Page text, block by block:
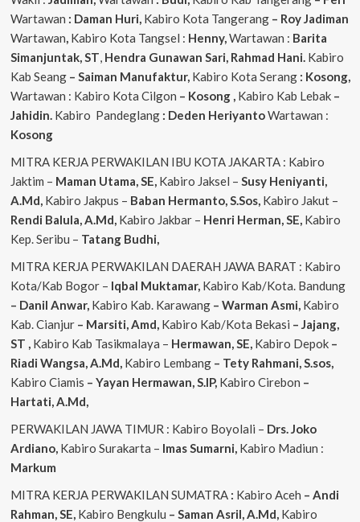
Wartawan : Daman Huri, Kabiro Kota Tangerang– Roy Jadiman
Wartawan, Kabiro Kota Tangsel : Henny,Wartawan : Barita
Simanjuntak, ST, Hendra Gunawan Sari, Rahmad Hani. Kabiro
Kab Seang– Saiman Manufaktur, Kabiro Kota Serang : Kosong,
Wartawan : Kabiro Kota Cilgon – Kosong , Kabiro Kab Lebak–
Jahidin. Kabiro Pandeglang : Deden HeriyantoWartawan :
Kosong
MITRA KERJA PERWAKILAN IBU KOTA JAKARTA : Kabiro
Jaktim – Maman Utama, SE, Kabiro Jaksel – Susy Heniyanti,
A.Md, Kabiro Jakpus – Baban Hermanto, S.Sos, Kabiro Jakut –
Rendi Balula, A.Md, Kabiro Jakbar – Henri Herman, SE, Kabiro
Kep. Seribu – Tatang Budhi,
MITRA KERJA PERWAKILAN DAERAH JAWA BARAT : Kabiro
Kota/Kab Bogor – Iqbal Muktamar, Kabiro Kab/Kota. Bandung
– Danil Anwar, Kabiro Kab. Karawang – Warman Asmi, Kabiro
Kab. Cianjur– Marsiti, Amd, Kabiro Kab/Kota Bekasi – Jajang,
ST , Kabiro Kab Tasikmalaya – Hermawan, SE, Kabiro Depok–
Riadi Wangsa, A.Md, Kabiro Lembang– Tety Rahmani, S.sos,
Kabiro Ciamis – Yayan Hermawan, S.IP, Kabiro Cirebon –
Hartati, A.Md,
PERWAKILAN JAWA TIMUR : Kabiro Boyolali – Drs. Joko
Ardiano, Kabiro Surakarta – ImasSumarni, Kabiro Madiun :
Markum
MITRA KERJA PERWAKILAN SUMATRA : Kabiro Aceh – Andi
Rahman, SE, Kabiro Bengkulu – Saman Asril, A.Md, Kabiro